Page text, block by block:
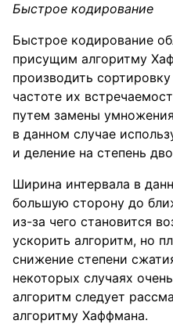
Быстрое кодирование
Быстрое кодирование
присущим алгоритму
производить
частоте их
путем замены
в данном случае
и деление на степень
Ширина интервала в
большую сторону до
из-за чего становится
ускорить алгоритм, но
снижение степени
некоторых случаях
алгоритм следует
алгоритму Хаффмана.